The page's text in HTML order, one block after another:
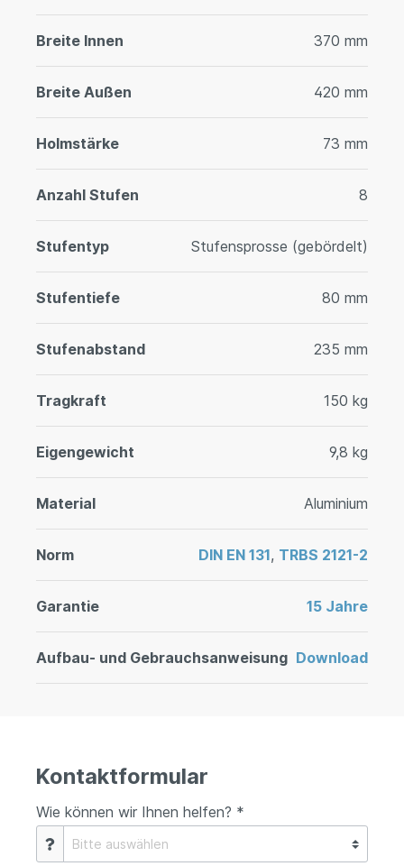
Breite Innen 370 mm
Breite Außen 420 mm
Holmstärke 73 mm
Anzahl Stufen 8
Stufentyp Stufensprosse (gebördelt)
Stufentiefe 80 mm
Stufenabstand 235 mm
Tragkraft 150 kg
Eigengewicht 9,8 kg
Material Aluminium
Norm DIN EN 131, TRBS 2121-2
Garantie 15 Jahre
Aufbau- und Gebrauchsanweisung Download
Kontaktformular
Wie können wir Ihnen helfen? *